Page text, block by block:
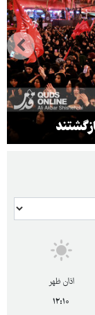
اذان ظهر
۱۲:۱۰